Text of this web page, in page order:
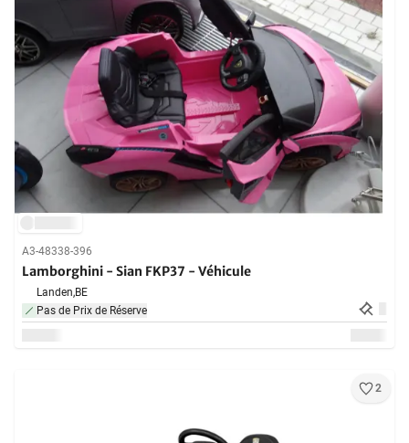
A3-48338-396
Lamborghini - Sian FKP37 - Véhicule
Landen,BE
Pas de Prix de Réserve
2